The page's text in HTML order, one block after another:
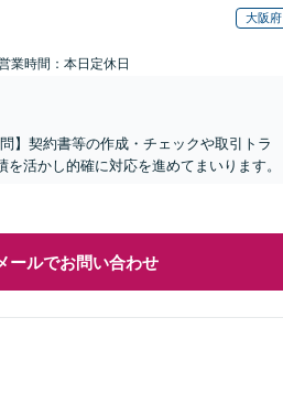
大阪府
業時間：本日定休日
】契約書等の作成・チェックや取引トラ
活かし的確に対応を進めてまいります。
ールでお問い合わせ